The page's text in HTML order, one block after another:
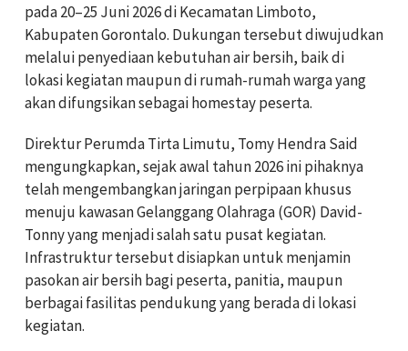
pada 20–25 Juni 2026 di Kecamatan Limboto,
Kabupaten Gorontalo. Dukungan tersebut diwujudkan
melalui penyediaan kebutuhan air bersih, baik di
lokasi kegiatan maupun di rumah-rumah warga yang
akan difungsikan sebagai homestay peserta.
Direktur Perumda Tirta Limutu, Tomy Hendra Said
mengungkapkan, sejak awal tahun 2026 ini pihaknya
telah mengembangkan jaringan perpipaan khusus
menuju kawasan Gelanggang Olahraga (GOR) David-
Tonny yang menjadi salah satu pusat kegiatan.
Infrastruktur tersebut disiapkan untuk menjamin
pasokan air bersih bagi peserta, panitia, maupun
berbagai fasilitas pendukung yang berada di lokasi
kegiatan.